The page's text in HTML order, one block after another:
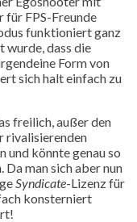
für FPS-Freunde
funktioniert ganz
wurde, dass die
Form von
sich halt einfach zu
freilich, außer den
rivalisierenden
und könnte genau so
Da man sich aber nun
Syndicate-Lizenz für
konsterniert